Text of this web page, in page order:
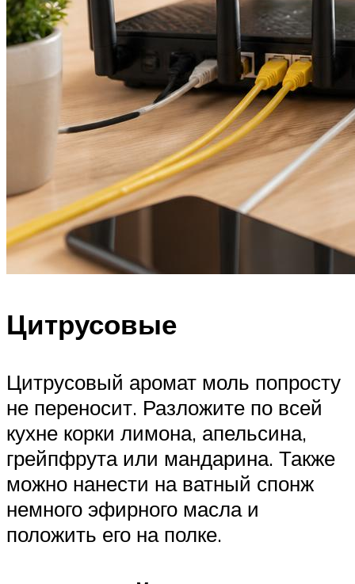
Цитрусовые
Цитрусовый аромат моль попросту
не переносит. Разложите по всей
кухне корки лимона, апельсина,
грейпфрута или мандарина. Также
можно нанести на ватный спонж
немного эфирного масла и
положить его на полке.